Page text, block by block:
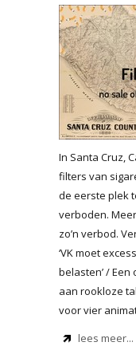
In Santa Cruz,
filters van
de eerste plek
verboden.
zo’n verbod.
‘VK moet
belasten’ /
aan rookloze
voor vier
lees meer...